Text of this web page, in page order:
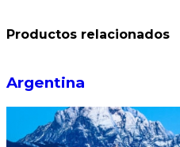
Productos relacionados
Argentina